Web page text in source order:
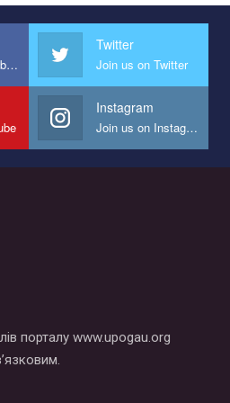
Join us on Facebook
Twitter
Join us on Twitter
Instagram
Join us on Instagram
порталу www.upogau.org